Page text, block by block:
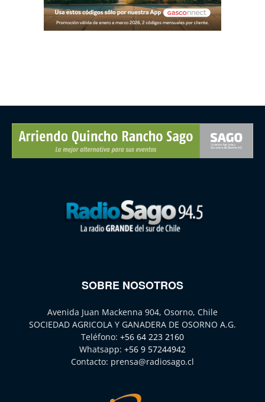
SOBRE NOSOTROS
Avenida Juan Mackenna 904, Osorno, Chile
SOCIEDAD AGRICOLA Y GANADERA DE OSORNO A.G.
Teléfono: +56 64 223 2160
Whatsapp: +56 9 57244942
Contacto: prensa@radiosago.cl